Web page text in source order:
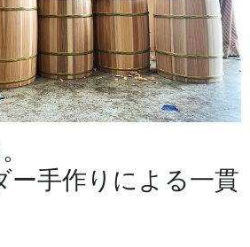
ー手作りによる一貫